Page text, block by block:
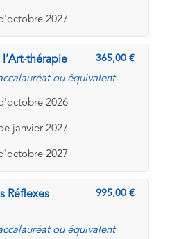
2027
365,00
l’Art-thérapie
ou équivalent
2026
janvier 2027
2027
995,00
Réflexes
ou équivalent